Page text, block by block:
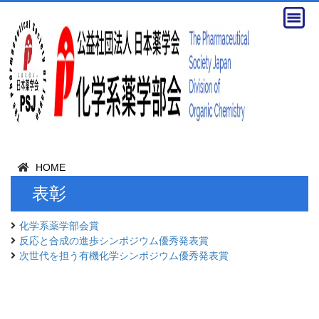
HOME
表彰
化学系薬学部会賞
反応と合成の進歩シンポジウム優秀発表賞
次世代を担う有機化学シンポジウム優秀発表賞